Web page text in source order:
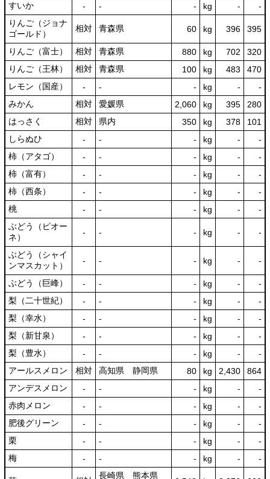
すいか
‐ ‐ ‐ kg -
‐
りんご（ジョナ
ゴールド）
相対 青森県 60 kg 396 395
りんご（富士） 相対 青森県 880 kg 702
320
りんご（王林）
相対 青森県 100 kg 483
470
レモン（国産）
‐ ‐ ‐ kg -
‐
みかん
相対 愛媛県 2,060 kg 395
280
はっさく
相対 県内 350 kg 378
101
しらぬひ
‐ ‐ ‐ kg -
‐
柿（アタゴ）
‐ ‐ ‐ kg -
‐
柿（富有）
‐ ‐ ‐ kg -
‐
柿（西条）
‐ ‐ ‐ kg -
‐
桃
‐ ‐ ‐ kg -
‐
ぶどう（ピオー
ネ）
‐ ‐ ‐ kg - ‐
ぶどう（シャイ
ンマスカット）
‐ ‐ ‐ kg - ‐
ぶどう（巨峰） ‐ ‐ ‐ kg -
‐
梨（二十世紀）
‐ ‐ ‐ kg -
‐
梨（幸水）
‐ ‐ ‐ kg -
‐
梨（新甘泉）
‐ ‐ ‐ kg -
‐
梨（豊水）
‐ ‐ ‐ kg -
‐
アールスメロン
相対 高知県 静岡県 80 kg 2,430
864
アンデスメロン
‐ ‐ ‐ kg -
‐
赤肉メロン
‐ ‐ ‐ kg -
‐
肥後グリーン
‐ ‐ ‐ kg -
‐
栗
‐ ‐ ‐ kg -
‐
梅
‐ ‐ ‐ kg - ‐
長崎県 熊本県